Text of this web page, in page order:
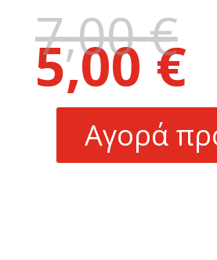
7,00€price
was:
7,00
5,00€
Αγορά